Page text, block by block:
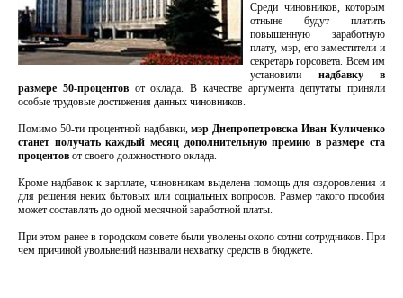
Среди чиновников, которым
отныне будут платить
повышенную заработную
плату, мэр, его заместители и
секретарь горсовета. Всем им
установили надбавку в
размере 50-процентовот оклада. В качестве аргумента депутаты приняли
особые трудовые достижения данных чиновников.
Помимо 50-ти процентной надбавки,мэр Днепропетровска Иван Куличенко
станет получать каждый месяц дополнительную премию в размере ста
процентов от своего должностного оклада.
Кроме надбавок к зарплате, чиновникам выделена помощь для оздоровления и
для решения неких бытовых или социальных вопросов. Размер такого пособия
может составлять до одной месячной заработной платы.
При этом ранее в городском совете были уволены около сотни сотрудников. При
чем причиной увольнений называли нехватку средств в бюджете.